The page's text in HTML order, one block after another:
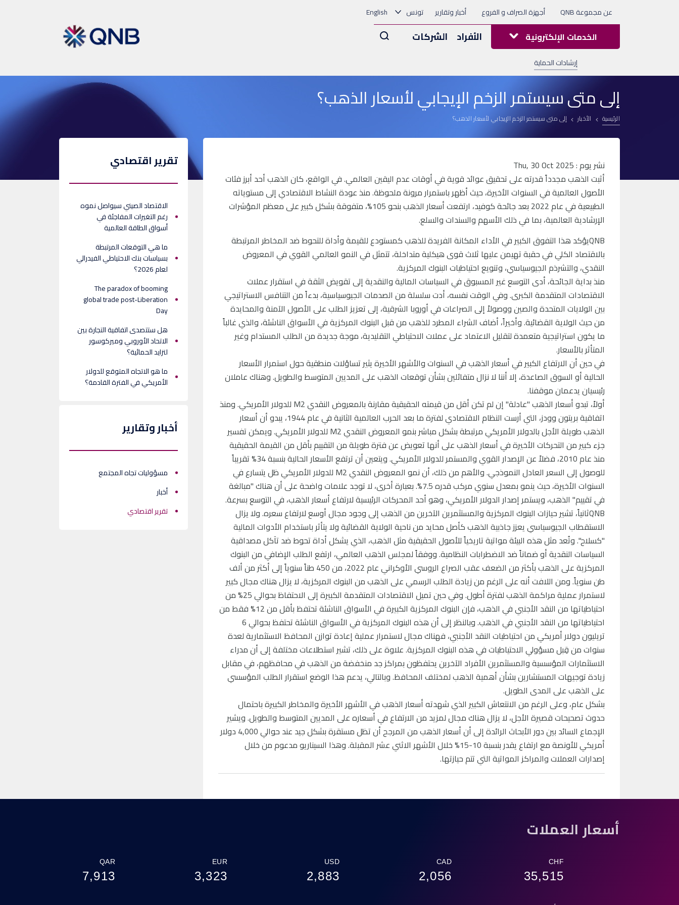
عن مجموعة QNB أجهزة الصراف و الفروع أخبار وتقارير تونس English
الأفراد الشركاتArama الخدمات الإلكترونية
إرشادات الحماية
إلى متى سيستمر الزخم الإيجابي لأسعار الذهب؟
الرئيسية الأخبار إلى متى سيستمر الزخم الإيجابي لأسعار الذهب؟
نشر يوم : Thu, 30 Oct 2025
أثبت الذهب مجدداً قدرته على تحقيق عوائد قوية في أوقات عدم اليقين العالمي. في الواقع، كان الذهب أحد أبرز فئات
الأصول العالمية في السنوات الأخيرة، حيث أظهر باستمرار مرونة ملحوظة. منذ عودة النشاط الاقتصادي إلى مستوياته
الطبيعية في عام 2022 بعد جائحة كوفيد، ارتفعت أسعار الذهب بنحو 105%، متفوقة بشكل كبير على معظم المؤشرات
الإرشادية العالمية، بما في ذلك الأسهم والسندات والسلع.
QNBيؤكد هذا التفوق الكبير في الأداء المكانة الفريدة للذهب كمستودع للقيمة وأداة للتحوط ضد المخاطر المرتبطة
بالاقتصاد الكلي في حقبة تهيمن عليها ثلاث قوى هيكلية متداخلة، تتمثل في النمو العالمي القوي في المعروض
النقدي، والتشرذم الجيوسياسي، وتنويع احتياطيات البنوك المركزية.
منذ بداية الجائحة، أدى التوسع غير المسبوق في السياسات المالية والنقدية إلى تقويض الثقة في استقرار عملات
الاقتصادات المتقدمة الكبرى. وفي الوقت نفسه، أدت سلسلة من الصدمات الجيوسياسية، بدءاً من التنافس الاستراتيجي
بين الولايات المتحدة والصين ووصولاً إلى الصراعات في أوروبا الشرقية، إلى تعزيز الطلب على الأصول الآمنة والمحايدة
من حيث الولاية القضائية. وأخيراً، أضاف الشراء المطرد للذهب من قبل البنوك المركزية في الأسواق الناشئة، والذي غالباً
ما يكون استراتيجية متعمدة لتقليل الاعتماد على عملات الاحتياطي التقليدية، موجة جديدة من الطلب المستدام وغير
المتأثر بالأسعار.
في حين أن الارتفاع الكبير في أسعار الذهب في السنوات والأشهر الأخيرة يثير تساؤلات منطقية حول استمرار الأسعار
الحالية أو السوق الصاعدة، إلا أننا لا نزال متفائلين بشأن توقعات الذهب على المديين المتوسط والطويل. وهناك عاملان
رئيسيان يدعمان موقفنا.
أولاً، تبدو أسعار الذهب "عادلة" إن لم تكن أقل من قيمته الحقيقية مقارنة بالمعروض النقدي M2 للدولار الأمريكي. ومنذ
اتفاقية بريتون وودز، التي أرست النظام الاقتصادي لفترة ما بعد الحرب العالمية الثانية في عام 1944، يبدو أن أسعار
الذهب طويلة الأجل بالدولار الأمريكي مرتبطة بشكل مباشر بنمو المعروض النقدي M2 للدولار الأمريكي. ويمكن تفسير
جزء كبير من التحركات الأخيرة في أسعار الذهب على أنها تعويض عن فترة طويلة من التقييم بأقل من القيمة الحقيقية
منذ عام 2010، فضلاً عن الإصدار القوي والمستمر للدولار الأمريكي. ويتعين أن ترتفع الأسعار الحالية بنسبة 34% تقريباً
للوصول إلى السعر العادل النموذجي. والأهم من ذلك، أن نمو المعروض النقدي M2 للدولار الأمريكي ظل يتسارع في
السنوات الأخيرة، حيث ينمو بمعدل سنوي مركب قدره 7.5%. بعبارة أخرى، لا توجد علامات واضحة على أن هناك "مبالغة
في تقييم" الذهب، ويستمر إصدار الدولار الأمريكي، وهو أحد المحركات الرئيسية لارتفاع أسعار الذهب، في التوسع بسرعة.
QNBثانياً، تشير حيازات البنوك المركزية والمستثمرين الآخرين من الذهب إلى وجود مجال أوسع لارتفاع سعره. ولا يزال
الاستقطاب الجيوسياسي يعزز جاذبية الذهب كأصل محايد من ناحية الولاية القضائية ولا يتأثر باستخدام الأدوات المالية
"كسلاح". وتُعد مثل هذه البيئة مواتية تاريخياً للأصول الحقيقية مثل الذهب، الذي يشكل أداة تحوط ضد تآكل مصداقية
السياسات النقدية أو ضماناً ضد الاضطرابات النظامية. ووفقاً لمجلس الذهب العالمي، ارتفع الطلب الإضافي من البنوك
المركزية على الذهب بأكثر من الضعف عقب الصراع الروسي الأوكراني عام 2022، من 450 طناً سنوياً إلى أكثر من ألف
طن سنوياً. ومن اللافت أنه على الرغم من زيادة الطلب الرسمي على الذهب من البنوك المركزية، لا يزال هناك مجال كبير
لاستمرار عملية مراكمة الذهب لفترة أطول. وفي حين تميل الاقتصادات المتقدمة الكبيرة إلى الاحتفاظ بحوالي 25% من
احتياطياتها من النقد الأجنبي في الذهب، فإن البنوك المركزية الكبيرة في الأسواق الناشئة تحتفظ بأقل من 12% فقط من
احتياطياتها من النقد الأجنبي في الذهب. وبالنظر إلى أن هذه البنوك المركزية في الأسواق الناشئة تحتفظ بحوالي 6
تريليون دولار أمريكي من احتياطيات النقد الأجنبي، فهناك مجال لاستمرار عملية إعادة توازن المحافظ الاستثمارية لعدة
سنوات من قِبل مسؤولي الاحتياطيات في هذه البنوك المركزية. علاوة على ذلك، تشير استطلاعات مختلفة إلى أن مدراء
الاستثمارات المؤسسية والمستثمرين الأفراد الآخرين يحتفظون بمراكز جد منخفضة من الذهب في محافظهم، في مقابل
زيادة توجيهات المستشارين بشأن أهمية الذهب لمختلف المحافظ. وبالتالي، يدعم هذا الوضع استقرار الطلب المؤسسي
على الذهب على المدى الطويل.
بشكل عام، وعلى الرغم من الانتعاش الكبير الذي شهدته أسعار الذهب في الأشهر الأخيرة والمخاطر الكبيرة باحتمال
حدوث تصحيحات قصيرة الأجل، لا يزال هناك مجال لمزيد من الارتفاع في أسعاره على المديين المتوسط والطويل. ويشير
الإجماع السائد بين دور الأبحاث الرائدة إلى أن أسعار الذهب من المرجح أن تظل مستقرة بشكل جيد عند حوالي 4,000 دولار
أمريكي للأونصة مع ارتفاع يقدر بنسبة 10-15% خلال الأشهر الاثني عشر المقبلة. وهذا السيناريو مدعوم من خلال
إصدارات العملات والمراكز المواتية التي تتم حيازتها.
تقرير اقتصادي
الاقتصاد الصيني سيواصل نموه
رغم التغيرات المفاجئة في
أسواق الطاقة العالمية
ما هي التوقعات المرتبطة
بسياسات بنك الاحتياطي الفيدرالي
لعام 2026؟
The paradox of booming
global trade post-Liberation
Day
هل ستتصدى اتفاقية التجارة بين
الاتحاد الأوروبي وميركوسور
لتزايد الحمائية؟
ما هو الاتجاه المتوقع للدولار
الأمريكي في الفترة القادمة؟
أخبار وتقارير
مسؤوليات تجاه المجتمع
أخبار
تقرير اقتصادي
أسعار العملات
QAR
7,913
EUR
3,323
USD
2,883
CAD
2,056
CHF
35,515